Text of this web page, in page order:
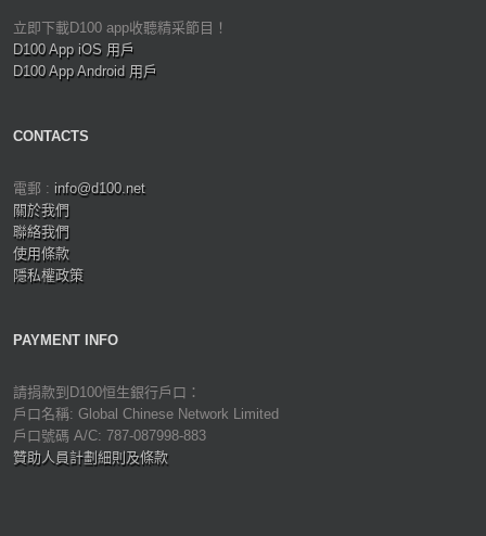
立即下載D100 app收聽精采節目！
D100 App iOS 用戶
D100 App Android 用戶
CONTACTS
電郵 : info@d100.net
關於我們
聯絡我們
使用條款
隱私權政策
PAYMENT INFO
請捐款到D100恒生銀行戶口：
戶口名稱: Global Chinese Network Limited
戶口號碼 A/C: 787-087998-883
贊助人員計劃細則及條款